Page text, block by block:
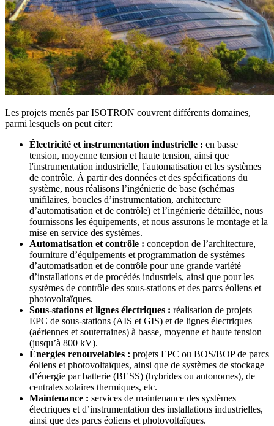
Les projets menés par ISOTRON couvrent différents domaines,
parmi lesquels on peut citer:
Électricité et instrumentation industrielle : en basse
tension, moyenne tension et haute tension, ainsi que
l'instrumentation industrielle, l'automatisation et les systèmes
de contrôle. À partir des données et des spécifications du
système, nous réalisons l’ingénierie de base (schémas
unifilaires, boucles d’instrumentation, architecture
d’automatisation et de contrôle) et l’ingénierie détaillée, nous
fournissons les équipements, et nous assurons le montage et la
mise en service des systèmes.
Automatisation et contrôle : conception de l’architecture,
fourniture d’équipements et programmation de systèmes
d’automatisation et de contrôle pour une grande variété
d’installations et de procédés industriels, ainsi que pour les
systèmes de contrôle des sous-stations et des parcs éoliens et
photovoltaïques.
Sous-stations et lignes électriques : réalisation de projets
EPC de sous-stations (AIS et GIS) et de lignes électriques
(aériennes et souterraines) à basse, moyenne et haute tension
(jusqu’à 800 kV).
Énergies renouvelables : projets EPC ou BOS/BOP de parcs
éoliens et photovoltaïques, ainsi que de systèmes de stockage
d’énergie par batterie (BESS) (hybrides ou autonomes), de
centrales solaires thermiques, etc.
Maintenance : services de maintenance des systèmes
électriques et d’instrumentation des installations industrielles,
ainsi que des parcs éoliens et photovoltaïques.